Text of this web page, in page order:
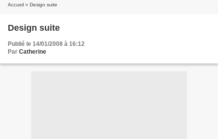
Accueil » Design suite
Design suite
Publié le 14/01/2008 à 16:12
Par Catherine